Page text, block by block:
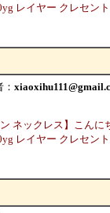
レイヤー クレセン
ネックレス】こん
レイヤー クレセン